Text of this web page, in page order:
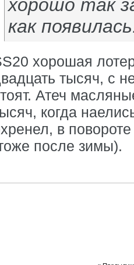
хорошо так
как
хорошая
тысяч, с
Атеч
когда
в
после зимы).